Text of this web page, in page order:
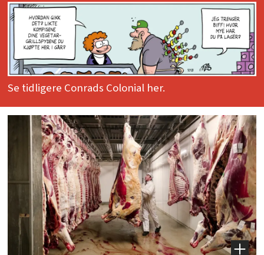
Se tidligere Conrads Colonial her.